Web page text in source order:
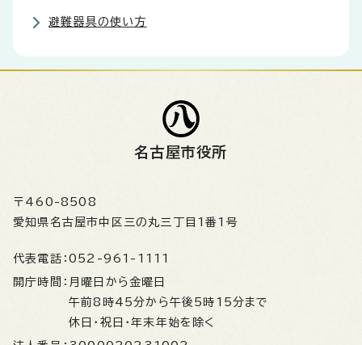
避難器具の使い方
名古屋市役所
〒460-8508
愛知県名古屋市中区三の丸三丁目1番1号
代表電話： 052-961-1111
開庁時間： 月曜日から金曜日
午前8時45分から午後5時15分まで
休日・祝日・年末年始を除く